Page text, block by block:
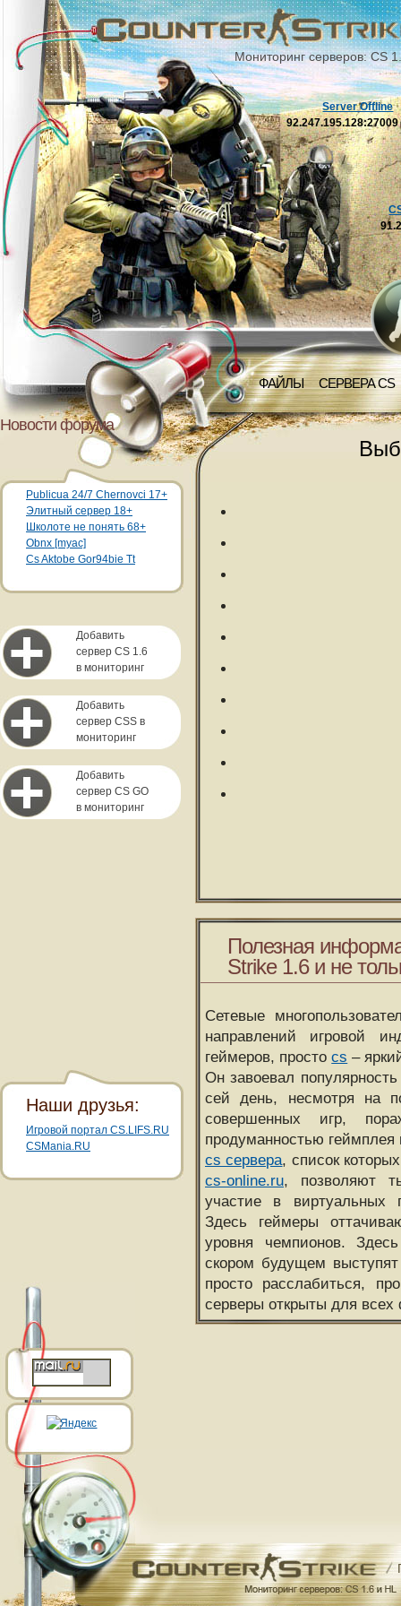
Мониторинг серверов: CS
ФАЙЛЫ СЕРВЕРА CS
Server Offline
92.247.195.128:27009
Новости форума
Publicua 24/7 Chernovci 17+
Элитный сервер 18+
Школоте не понять 68+
Obnx [myac]
Cs Aktobe Gor94bie Tt
Добавить
сервер CS 1.6
в мониторинг
Добавить
сервер CSS в
мониторинг
Добавить
сервер CS GO
в мониторинг
Полезная
Strike 1.6 и не
Сетевые
направлений игровой
геймеров, простоcs –
Он завоевал
сей день, несмотря на
совершенных игр,
продуманностью
cs сервера, список
cs-online.ru, позволяют
участие в виртуальных
Здесь геймеры
уровня чемпионов.
скором будущем
просто расслабиться,
серверы открыты для всех
Наши друзья:
Игровой портал CS.LIFS.RU
CSMania.RU